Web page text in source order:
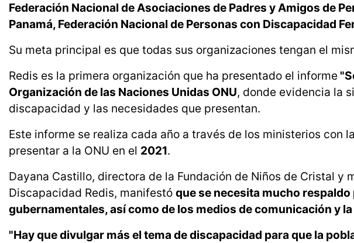
Federación Nacional de Asociaciones de Padres y Amigos de
Panamá, Federación Nacional de Personas con Discapacidad
Su meta principal es que todas sus organizaciones tengan el
Redis es la primera organización que ha presentado el informe
Organización de las Naciones Unidas ONU, donde evidencia la
discapacidad y las necesidades que presentan.
Este informe se realiza cada año a través de los ministerios con
presentar a la ONU en el 2021.
Dayana Castillo, directora de la Fundación de Niños de Cristal y
Discapacidad Redis, manifestó que se necesita mucho
gubernamentales, así como de los medios de comunicación y
"Hay que divulgar más el tema de discapacidad para que la